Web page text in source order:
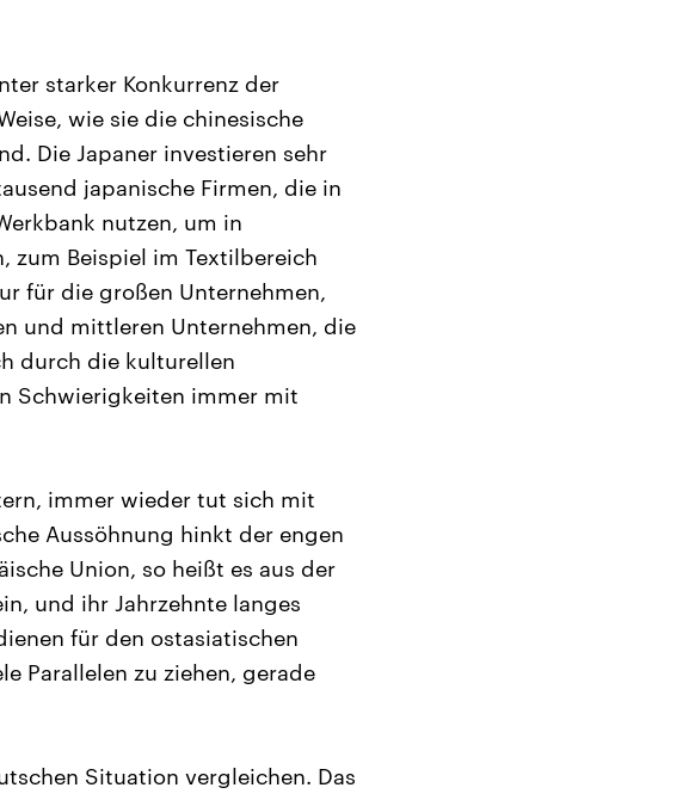
starker Konkurrenz der
wie sie die chinesische
Die Japaner investieren sehr
japanische Firmen, die in
nutzen, um in
zum Beispiel im Textilbereich
für die großen Unternehmen,
und mittleren Unternehmen, die
durch die kulturellen
Schwierigkeiten immer mit
immer wieder tut sich mit
Aussöhnung hinkt der engen
Union, so heißt es aus der
und ihr Jahrzehnte langes
für den ostasiatischen
Parallelen zu ziehen, gerade
Situation vergleichen. Das